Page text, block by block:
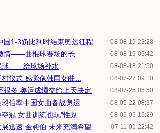
08-08-19 23:28
国1-3负比利时结束奥运征程
08-08-19 05:42
情——曲棍球赛场的长...
08-08-18 21:50
球——给球场补水
08-07-27 09:10
仪式 感觉像韩国女曲...
08-07-25 05:50
很多 奥运成绩交给上天决定
08-05-22 08:37
伯率中国女曲备战奥运
08-05-05 16:29
冠 女曲训练也玩"性别...
07-11-01 22:42
迅速 金昶伯:未来充满希望